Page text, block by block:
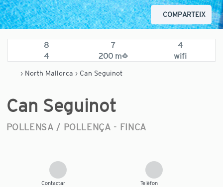
COMPARTEIX
8 7
4
4
200 m² wifi
› North Mallorca › Can Seguinot
Can Seguinot
POLLENSA / POLLENÇA - FINCA
Contactar Telèfon